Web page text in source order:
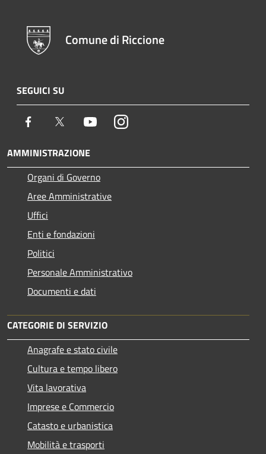
Comune di Riccione
SEGUICI SU
Facebook Twitter YoutubeInstagram
AMMINISTRAZIONE
Organi di Governo
Aree Amministrative
Uffici
Enti e fondazioni
Politici
Personale Amministrativo
Documenti e dati
CATEGORIE DI SERVIZIO
Anagrafe e stato civile
Cultura e tempo libero
Vita lavorativa
Imprese e Commercio
Catasto e urbanistica
Mobilità e trasporti